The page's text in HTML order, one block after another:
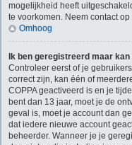
mogelijkheid heeft
te voorkomen. Neem contact
Omhoog
Ik ben geregistreerd maar
Controleer eerst of je
correct zijn, kan één of
COPPA geactiveerd is en je
bent dan 13 jaar, moet je de
geval is, moet je account dan
dat iedere nieuwe account
beheerder. Wanneer je je